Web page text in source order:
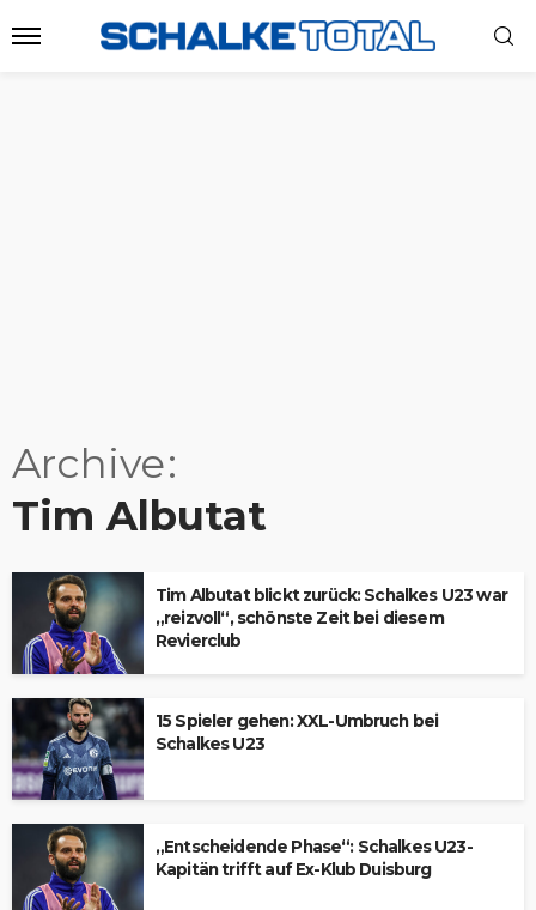
Archive
Tim Albutat
Tim Albutat blickt zurück: Schalkes U23 war
„reizvoll“, schönste Zeit bei diesem
Revierclub
15 Spieler gehen: XXL-Umbruch bei
Schalkes U23
„Entscheidende Phase“: Schalkes U23-
Kapitän trifft auf Ex-Klub Duisburg